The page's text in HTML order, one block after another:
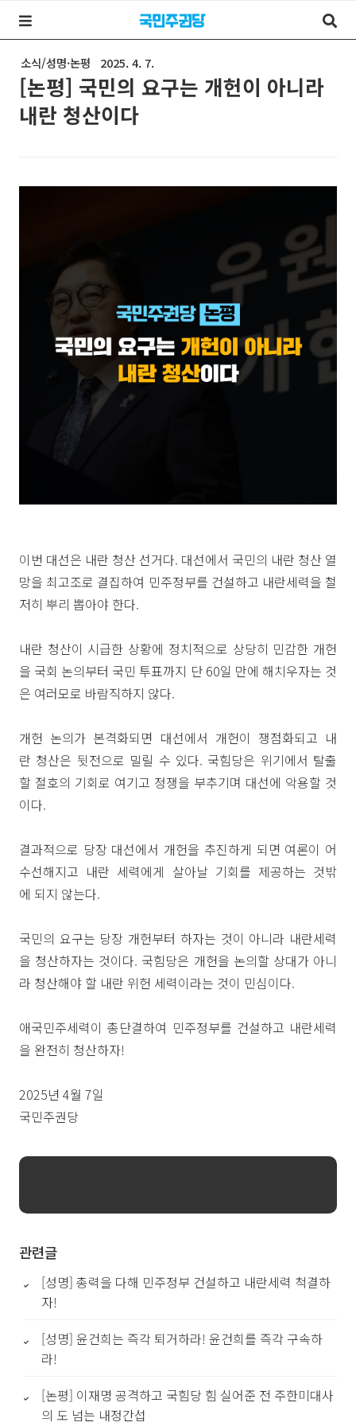
소식/성명·논평 2025. 4. 7.
[논평] 국민의 요구는 개헌이 아니라
내란 청산이다
이번 대선은 내란 청산 선거다. 대선에서 국민의 내란 청산 열
망을 최고조로 결집하여 민주정부를 건설하고 내란세력을 철
저히 뿌리 뽑아야 한다.
내란 청산이 시급한 상황에 정치적으로 상당히 민감한 개헌
을 국회 논의부터 국민 투표까지 단 60일 만에 해치우자는 것
은 여러모로 바람직하지 않다.
개헌 논의가 본격화되면 대선에서 개헌이 쟁점화되고 내
란 청산은 뒷전으로 밀릴 수 있다. 국힘당은 위기에서 탈출
할 절호의 기회로 여기고 정쟁을 부추기며 대선에 악용할 것
이다.
결과적으로 당장 대선에서 개헌을 추진하게 되면 여론이 어
수선해지고 내란 세력에게 살아날 기회를 제공하는 것밖
에 되지 않는다.
국민의 요구는 당장 개헌부터 하자는 것이 아니라 내란세력
을 청산하자는 것이다. 국힘당은 개헌을 논의할 상대가 아니
라 청산해야 할 내란 위헌 세력이라는 것이 민심이다.
애국민주세력이 총단결하여 민주정부를 건설하고 내란세력
을 완전히 청산하자!
2025년 4월 7일
국민주권당
관련글
[성명] 총력을 다해 민주정부 건설하고 내란세력 척결하
자!
[성명] 윤건희는 즉각 퇴거하라! 윤건희를 즉각 구속하
라!
[논평] 이재명 공격하고 국힘당 힘 실어준 전 주한미대사
의 도 넘는 내정간섭